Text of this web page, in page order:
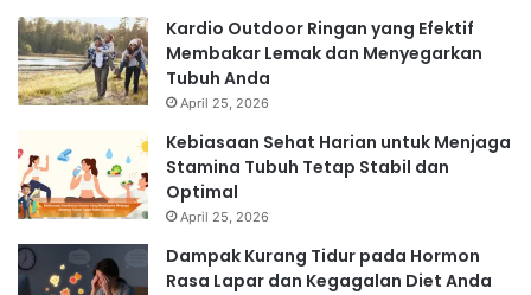
Kardio Outdoor Ringan yang Efektif
Membakar Lemak dan Menyegarkan
Tubuh Anda
April 25, 2026
Kebiasaan Sehat Harian untuk Menjaga
Stamina Tubuh Tetap Stabil dan
Optimal
April 25, 2026
Dampak Kurang Tidur pada Hormon
Rasa Lapar dan Kegagalan Diet Anda